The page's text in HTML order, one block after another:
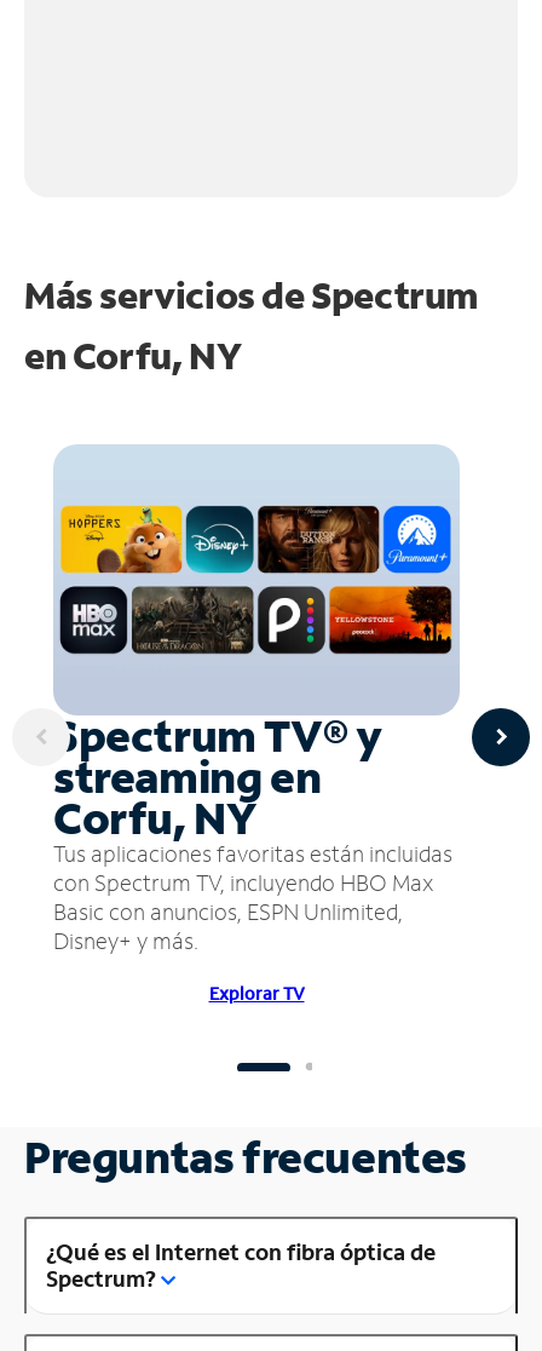
Más servicios de Spectrum
enCorfu, NY
Spectrum TV® y
streaming en
Corfu, NY
Tus aplicaciones favoritas están incluidas
con Spectrum TV, incluyendo HBO Max
Basic con anuncios, ESPN Unlimited,
Disney+ y más.
Explorar TV
Preguntas frecuentes
¿Qué es el Internet con fibra óptica de
Spectrum?